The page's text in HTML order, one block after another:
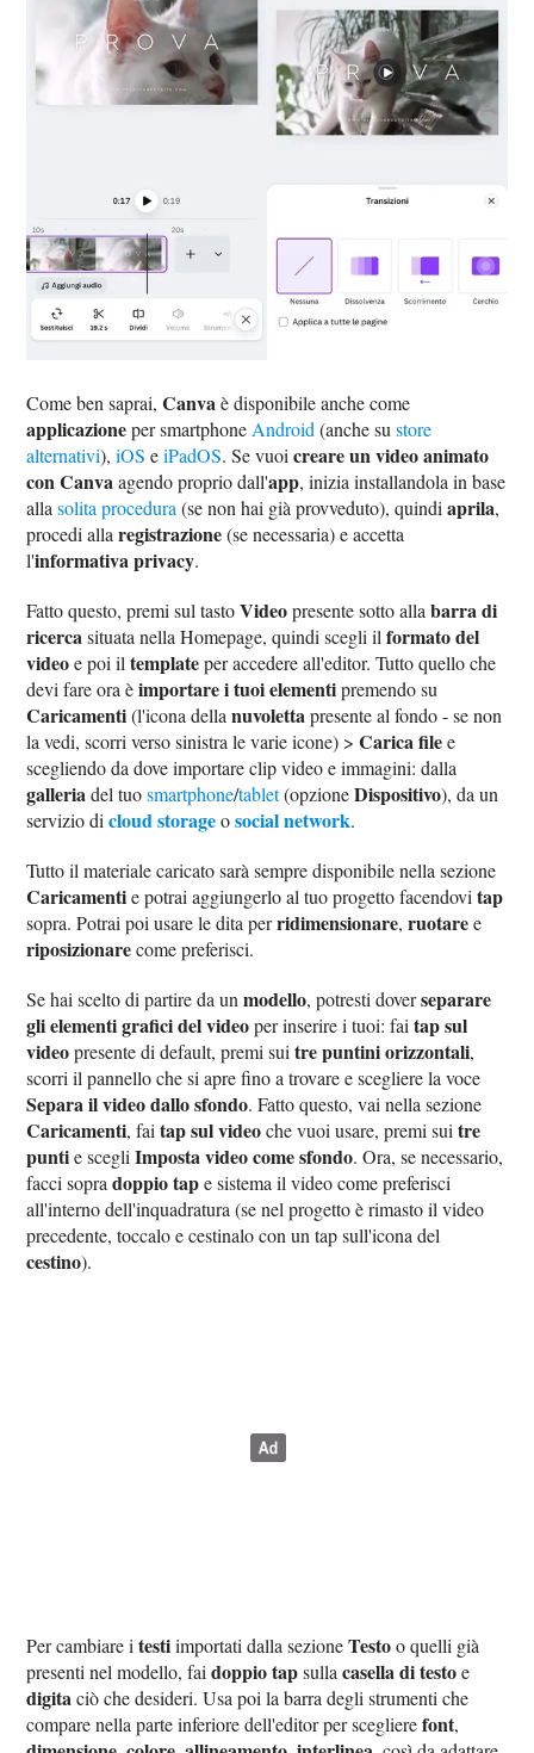
Come ben saprai,Canvaè disponibile anche come
applicazioneper smartphone Android (anche sustore
alternativi),iOS eiPadOS. Se vuoicreare un video animato
con Canvaagendo proprio dall'app, inizia installandola in base
allasolita procedura (se non hai già provveduto), quindiaprila,
procedi allaregistrazione(se necessaria) e accetta
l'informativa privacy.
Fatto questo, premi sul tastoVideopresente sotto allabarra di
ricercasituata nella Homepage, quindi scegli ilformato del
videoe poi iltemplateper accedere all'editor. Tutto quello che
devi fare ora èimportare i tuoi elementipremendo su
Caricamenti(l'icona dellanuvolettapresente al fondo - se non
la vedi, scorri verso sinistra le varie icone) >Carica filee
scegliendo da dove importare clip video e immagini: dalla
galleriadel tuosmartphone/tablet(opzioneDispositivo), da un
servizio dicloud storageosocial network.
Tutto il materiale caricato sarà sempre disponibile nella sezione
Caricamentie potrai aggiungerlo al tuo progetto facendovitap
sopra. Potrai poi usare le dita perridimensionare,ruotaree
riposizionarecome preferisci.
Se hai scelto di partire da unmodello, potresti doverseparare
gli elementi grafici del videoper inserire i tuoi: faitap sul
videopresente di default, premi suitre puntini orizzontali,
scorri il pannello che si apre fino a trovare e scegliere la voce
Separa il video dallo sfondo. Fatto questo, vai nella sezione
Caricamenti, faitap sul videoche vuoi usare, premi suitre
puntie scegliImposta video come sfondo. Ora, se necessario,
facci sopradoppio tape sistema il video come preferisci
all'interno dell'inquadratura (se nel progetto è rimasto il video
precedente, toccalo e cestinalo con un tap sull'icona del
cestino).
Per cambiare itestiimportati dalla sezioneTestoo quelli già
presenti nel modello, faidoppio tapsullacasella di testoe
digitaciò che desideri. Usa poi la barra degli strumenti che
compare nella parte inferiore dell'editor per sceglierefont,